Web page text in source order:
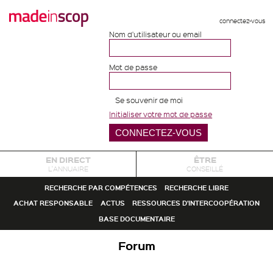
connectez-vous
Nom d'utilisateur ou email
Mot de passe
Se souvenir de moi
Initialiser votre mot de passe
EN DIRECT
L'ANNUAIRE
ÊTRE
CONSEILLÉ
RECHERCHE PAR COMPÉTENCES
RECHERCHE LIBRE
ACHAT RESPONSABLE
ACTUS
RESSOURCES D'INTERCOOPÉRATION
BASE DOCUMENTAIRE
Forum